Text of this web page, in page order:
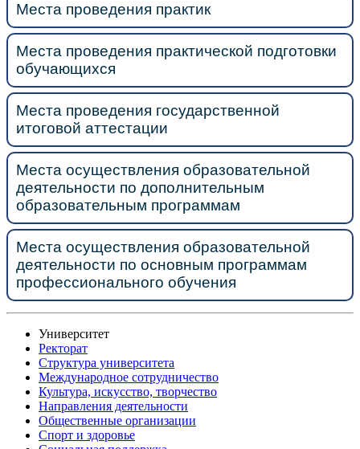
Места проведения практик
Места проведения практической подготовки
обучающихся
Места проведения государственной
итоговой аттестации
Места осуществления образовательной
деятельности по дополнительным
образовательным программам
Места осуществления образовательной
деятельности по основным программам
профессионального обучения
Университет
Ректорат
Структура университета
Международное сотрудничество
Культура, искусство, творчество
Направления деятельности
Общественные организации
Спорт и здоровье